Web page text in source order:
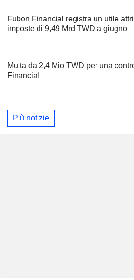
Fubon Financial registra un utile
imposte di 9,49 Mrd TWD a giugno
Multa da 2,4 Mio TWD per una
Financial
Più notizie